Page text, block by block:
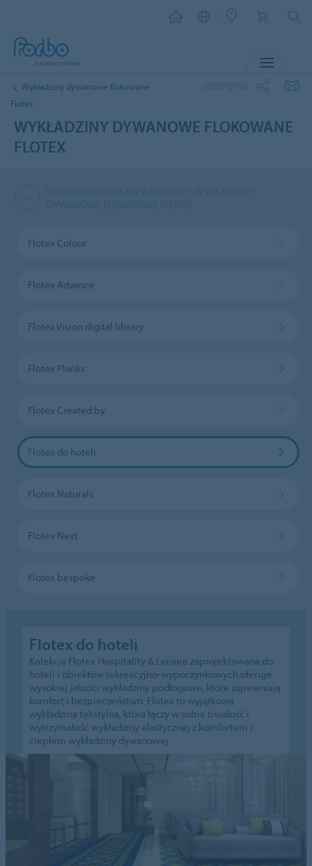
Wykładziny dywanowe flokowane
Flotex
WYKŁADZINY DYWANOWE FLOKOWANE
FLOTEX
Flotex Colour
Flotex Advance
Flotex Vision digital library
Flotex Planks
Flotex Created by
Flotex do hoteli
Flotex Naturals
Flotex Next
Flotex bespoke
Flotex do hoteli
Kolekcja Flotex Hospitality & Leisure zaprojektowana do
hoteli i obiektów rekreacyjno-wypoczynkowych oferuje
wysokiej jakości wykładziny podłogowe, które zapewniają
komfort i bezpieczeństwo. Flotex to wyjątkowa
wykładzina tekstylna, która łączy w sobie trwałość i
wytrzymałość wykładziny elastycznej z komfortem i
ciepłem wykładziny dywanowej.